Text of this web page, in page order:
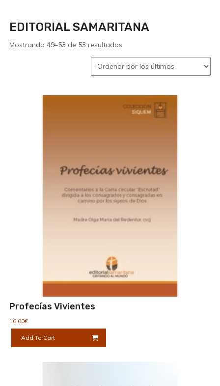
EDITORIAL SAMARITANA
Mostrando 49–53 de 53 resultadosOrdenado
los
últimos
Profecías Vivientes
16,00€
Add To Cart